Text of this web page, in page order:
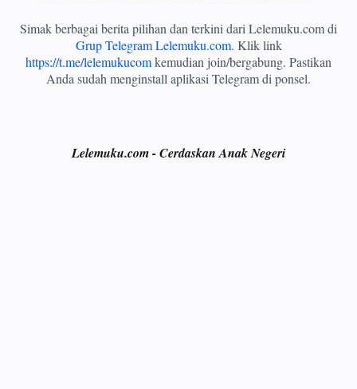
Simak berbagai berita pilihan dan terkini dari Lelemuku.com di
Grup Telegram Lelemuku.com. Klik link
https://t.me/lelemukucomkemudian join/bergabung. Pastikan
Anda sudah menginstall aplikasi Telegram di ponsel.
Lelemuku.com - Cerdaskan Anak Negeri